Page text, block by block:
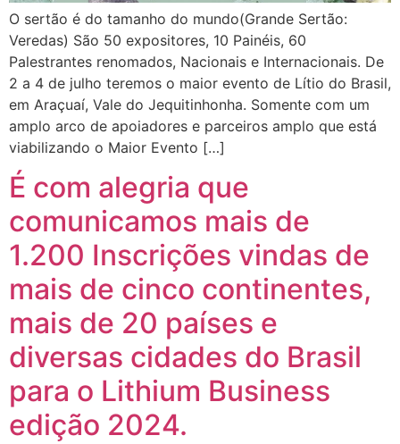
O sertão é do tamanho do mundo(Grande Sertão:
Veredas) São 50 expositores, 10 Painéis, 60
Palestrantes renomados, Nacionais e Internacionais. De
2 a 4 de julho teremos o maior evento de Lítio do Brasil,
em Araçuaí, Vale do Jequitinhonha. Somente com um
amplo arco de apoiadores e parceiros amplo que está
viabilizando o Maior Evento […]
É com alegria que
comunicamos mais de
1.200 Inscrições vindas de
mais de cinco continentes,
mais de 20 países e
diversas cidades do Brasil
para o Lithium Business
edição 2024.